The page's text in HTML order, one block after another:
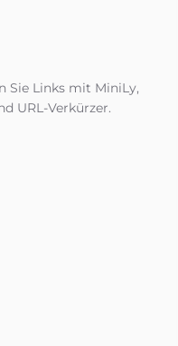
Sie Links mit MiniLy,
URL-Verkürzer.